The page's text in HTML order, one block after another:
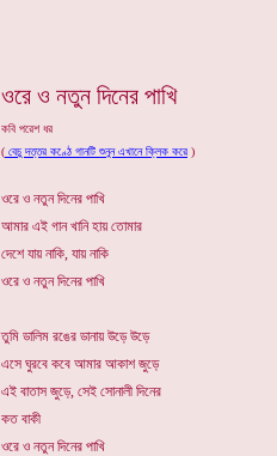
ওরে ও নতুন দিনের পাখি
কবি পরেশ ধর
( বেচু দত্তর কণ্ঠে গানটি শুনুন এখানে ক্লিক করে )
ওরে ও নতুন দিনের পাখি
আমার এই গান খানি হায় তোমার
দেশে যায় নাকি, যায় নাকি
ওরে ও নতুন দিনের পাখি
তুমি ডালিম রঙের ডানায় উড়ে উড়ে
এসে ঘুরবে কবে আমার আকাশ জুড়ে
এই বাতাস জুড়ে, সেই সোনালী দিনের
কত বাকী
ওরে ও নতুন দিনের পাখি